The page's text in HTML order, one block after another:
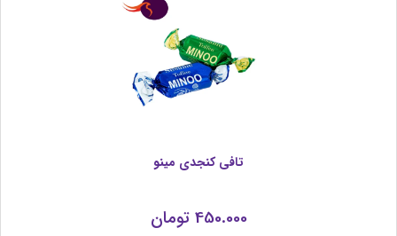
تافی کنجدی مینو
450.000 تومان